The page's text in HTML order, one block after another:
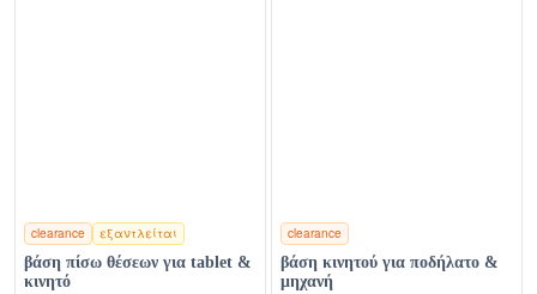
clearance εξαντλείται
χρώματα
βάση πίσω θέσεων για tablet &
κινητό
clearance
χρώματα
βάση κινητού για ποδήλατο &
μηχανή